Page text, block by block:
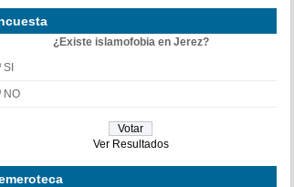
¿Existe islamofobia en Jerez?
SI
NO
Ver Resultados